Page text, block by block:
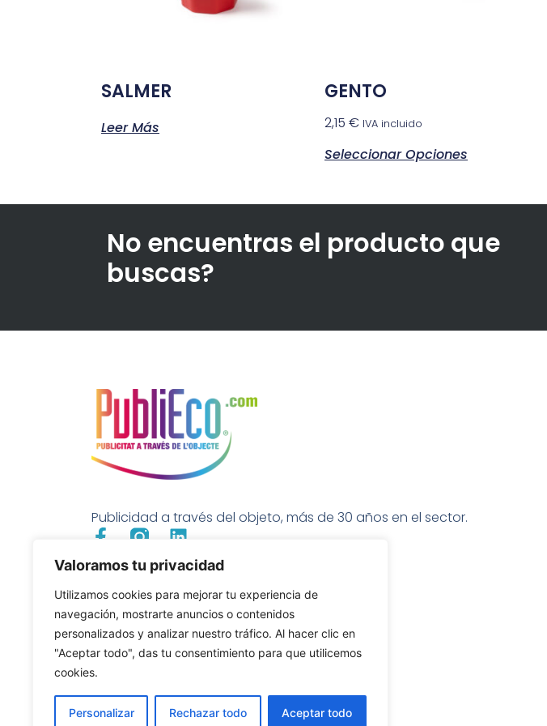
Valoramos tu privacidad
Utilizamos cookies para mejorar tu experiencia de
navegación, mostrarte anuncios o contenidos
personalizados y analizar nuestro tráfico. Al hacer clic en
"Aceptar todo", das tu consentimiento para que utilicemos
cookies.
Personalizar Rechazar todo Aceptar todo
SALMER
Leer Más
GENTO
2,15 € IVA incluido
Seleccionar Opciones
No encuentras el producto que
buscas?
Publicidad a través del objeto, más de 30 años en el sector.